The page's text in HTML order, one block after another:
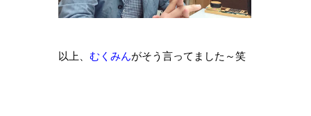
以上、 むくみんがそう言ってました～笑